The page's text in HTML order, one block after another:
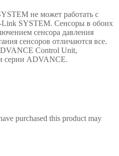
не может работать с
Link SYSTEM. Сенсоры в обоих
сенсора давления
сенсоров отличаются все.
Control Unit,
серии ADVANCE.
purchased this product may